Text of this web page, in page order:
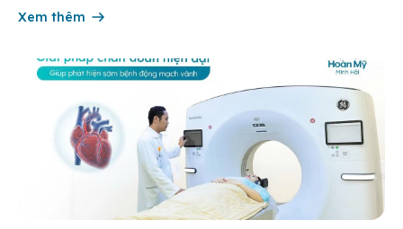
bước tiến quan trọng trong chiến lược […]
Xem thêm